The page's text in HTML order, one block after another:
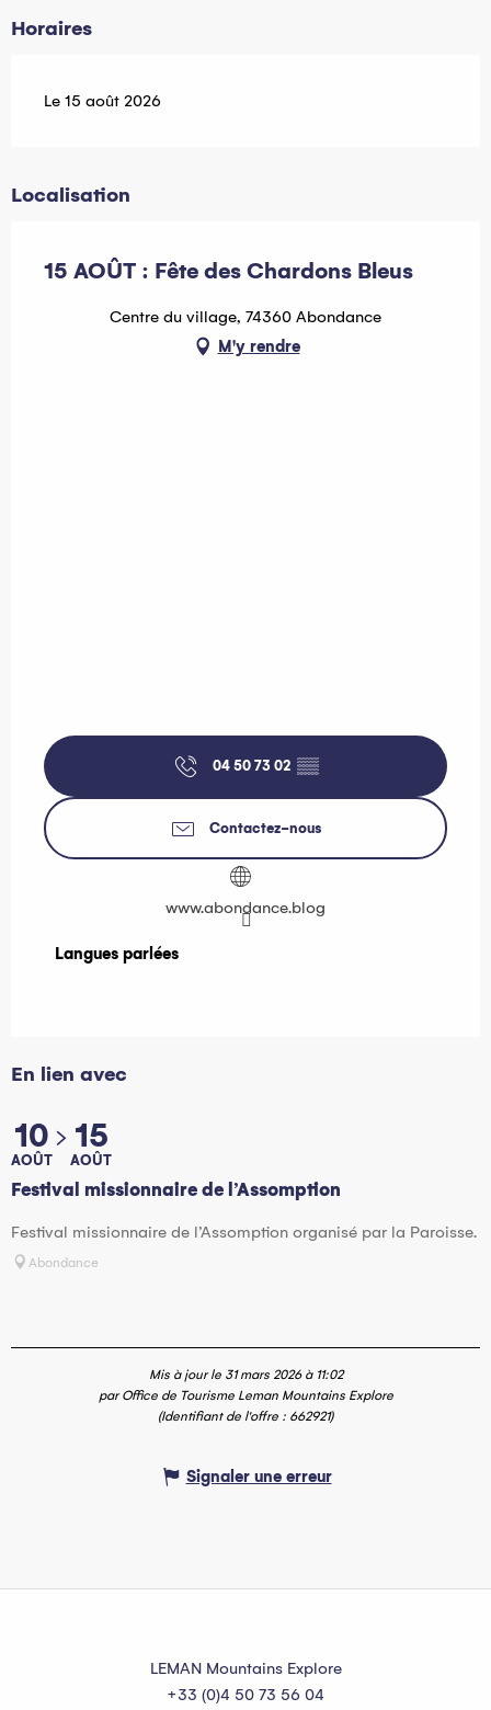
Horaires
Le 15 août 2026
Localisation
15 AOÛT : Fête des Chardons Bleus
Centre du village, 74360 Abondance
M'y rendre
04 50 73 02 ▒▒
Contactez-nous
www.abondance.blog
Langues parlées
Langues parlées
En lien avec
10
AOÛT
15
AOÛT
Festival missionnaire de l’Assomption
Festival missionnaire de l’Assomption organisé par la Paroisse.
Abondance
Mis à jour le 31 mars 2026 à 11:02
par Office de Tourisme Leman Mountains Explore
(Identifiant de l'offre : 662921)
Signaler une erreur
LEMAN Mountains Explore
+33 (0)4 50 73 56 04